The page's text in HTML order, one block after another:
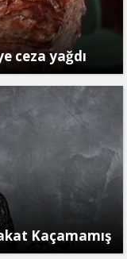
ceza yağdı
Kaçamamış